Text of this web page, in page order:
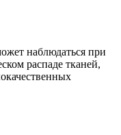
наблюдаться при
распаде тканей,